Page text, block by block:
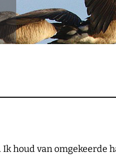
houd van omgekeerde